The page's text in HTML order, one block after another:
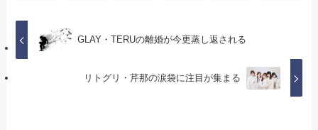
GLAY・TERUの離婚が今更蒸し返される
リトグリ・芹那の涙袋に注目が集まる